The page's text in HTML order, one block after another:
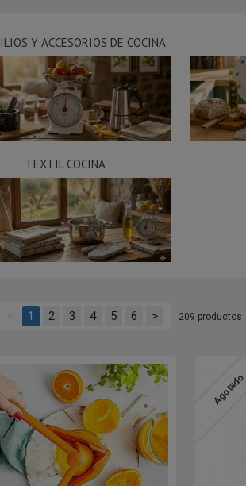
Y ACCESORIOS DE COCINA
TEXTIL COCINA
1 2 3 4 5 6 > 209 productos
Agotado